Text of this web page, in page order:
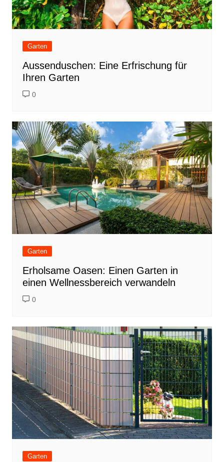
Garten
Aussenduschen: Eine Erfrischung für
Ihren Garten
0
Garten
Erholsame Oasen: Einen Garten in
einen Wellnessbereich verwandeln
0
Garten